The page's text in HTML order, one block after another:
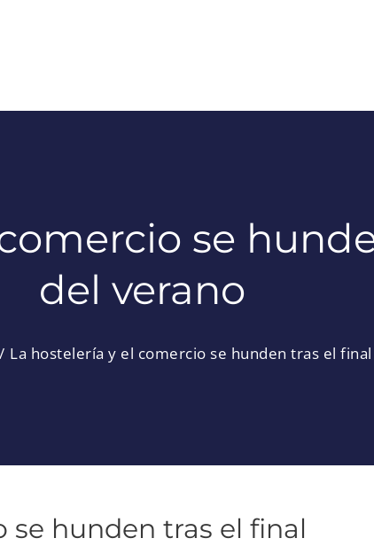
se
del verano
La hostelería y el comercio se hunden tras el
se hunden tras el final